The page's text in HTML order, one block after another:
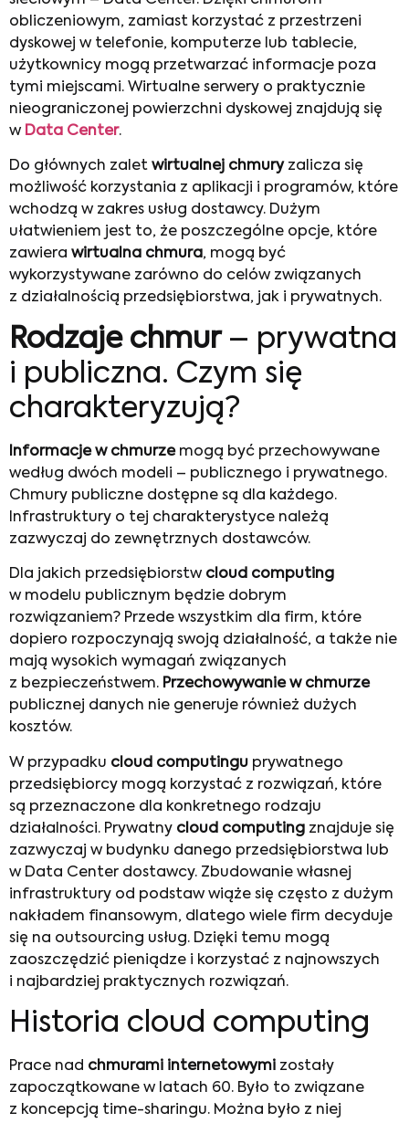
obliczeniowym, zamiast korzystać z przestrzeni
dyskowej w telefonie, komputerze lub tablecie,
użytkownicy mogą przetwarzać informacje poza
tymi miejscami. Wirtualne serwery o praktycznie
nieograniczonej powierzchni dyskowej znajdują się
w Data Center.
Do głównych zalet wirtualnej chmuryzalicza się
możliwość korzystania z aplikacji i programów, które
wchodzą w zakres usług dostawcy. Dużym
ułatwieniem jest to, że poszczególne opcje, które
zawiera wirtualna chmura, mogą być
wykorzystywane zarówno do celów związanych
z działalnością przedsiębiorstwa, jak i prywatnych.
Rodzaje chmur– prywatna
i publiczna. Czym się
charakteryzują?
Informacje w chmurzemogą być przechowywane
według dwóch modeli – publicznego i prywatnego.
Chmury publiczne dostępne są dla każdego.
Infrastruktury o tej charakterystyce należą
zazwyczaj do zewnętrznych dostawców.
Dla jakich przedsiębiorstw cloud computing
w modelu publicznym będzie dobrym
rozwiązaniem? Przede wszystkim dla firm, które
dopiero rozpoczynają swoją działalność, a także nie
mają wysokich wymagań związanych
z bezpieczeństwem. Przechowywanie w chmurze
publicznej danych nie generuje również dużych
kosztów.
W przypadku cloud computingu prywatnego
przedsiębiorcy mogą korzystać z rozwiązań, które
są przeznaczone dla konkretnego rodzaju
działalności. Prywatny cloud computing znajduje się
zazwyczaj w budynku danego przedsiębiorstwa lub
w Data Center dostawcy. Zbudowanie własnej
infrastruktury od podstaw wiąże się często z dużym
nakładem finansowym, dlatego wiele firm decyduje
się na outsourcing usług. Dzięki temu mogą
zaoszczędzić pieniądze i korzystać z najnowszych
i najbardziej praktycznych rozwiązań.
Historia cloud computing
Prace nad chmurami internetowymi zostały
zapoczątkowane w latach 60. Było to związane
z koncepcją time-sharingu. Można było z niej